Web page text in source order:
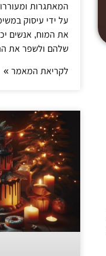
המאתגרות
על ידי עיסוק
את המוח, אנשים
שלהם ולשפר את
לקריאת המאמר »